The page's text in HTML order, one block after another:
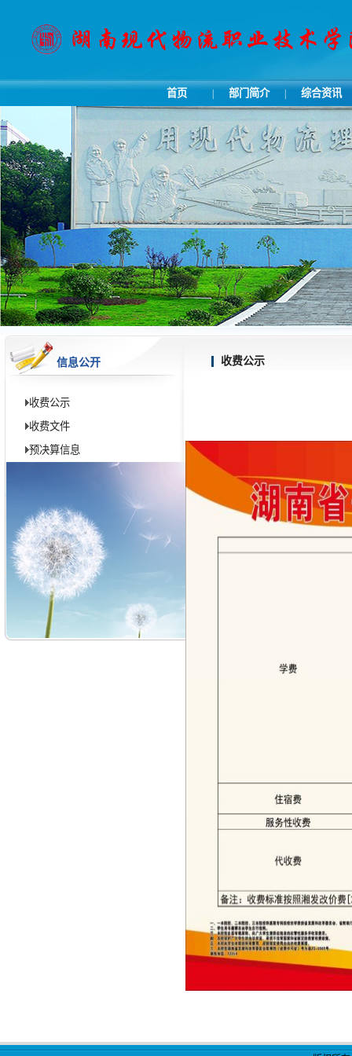
首页 部门简介 综合资讯
信息公开
收费公示
收费文件
预决算信息
收费公示